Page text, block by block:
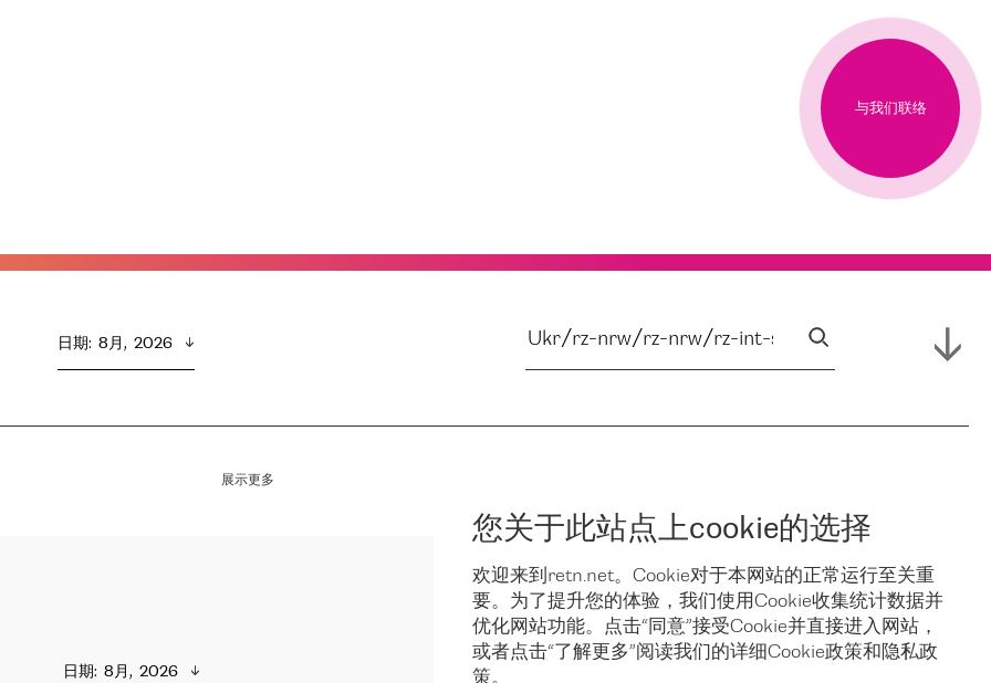
您关于此站点上cookie的选择
欢迎来到retn.net。Cookie对于本网站的正常运行至关重
要。为了提升您的体验，我们使用Cookie收集统计数据并
优化网站功能。点击“同意”接受Cookie并直接进入网站，
或者点击“了解更多”阅读我们的详细Cookie政策和隐私政
策。
与我们联络
日期: 8月,  2026
展示更多
日期: 8月,  2026